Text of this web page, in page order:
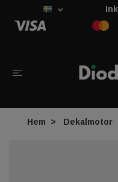
Hem Dekalmotor